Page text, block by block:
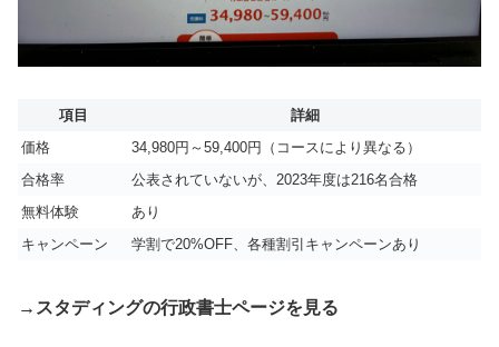
項目
詳細
価格
34,980円～59,400円（コースにより異なる）
合格率
公表されていないが、2023年度は216名合格
無料体験
あり
キャンペーン
学割で20%OFF、各種割引キャンペーンあり
→スタディングの行政書士ページを見る